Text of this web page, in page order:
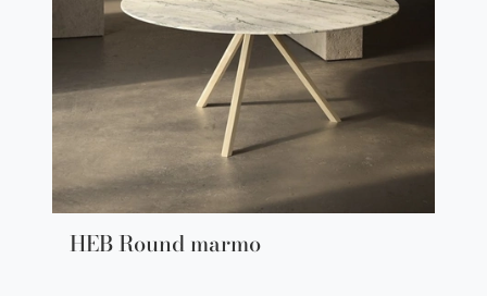
HEB Round marmo